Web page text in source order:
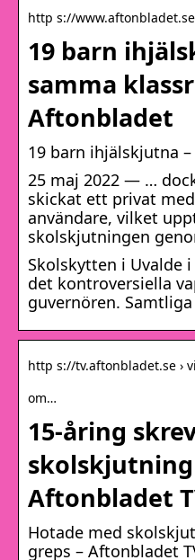
http s://
19 barn
samma
Aftonbladet
19 barn ihjälskjutna
25 maj 2022 — …
skickat ett privat
användare, vilket
skolskjutningen
Skolskytten i Uvalde
det kontroversiella
guvernören.
http s://tv.aftonbladet.se ›
om…
15-åring
Aftonbladet
Hotade med
greps – Aftonbladet